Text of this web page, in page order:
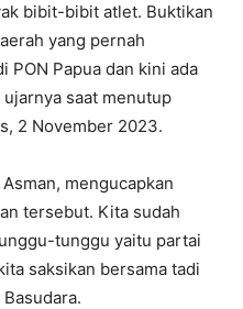
bibit-bibit atlet. Buktikan
yang pernah
PON Papua dan kini ada
saat menutup
2 November 2023.
mengucapkan
tersebut. Kita sudah
tunggu yaitu partai
saksikan bersama tadi